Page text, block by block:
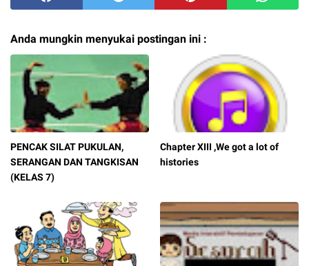
Anda mungkin menyukai postingan ini :
PENCAK SILAT PUKULAN,
SERANGAN DAN TANGKISAN
(KELAS 7)
Chapter XIII ,We got a lot of
histories